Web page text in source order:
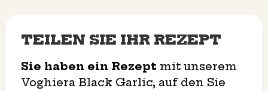
TEILEN SIE IHR REZEPT
Sie haben ein Rezept mit unserem
Voghiera Black Garlic, auf den Sie